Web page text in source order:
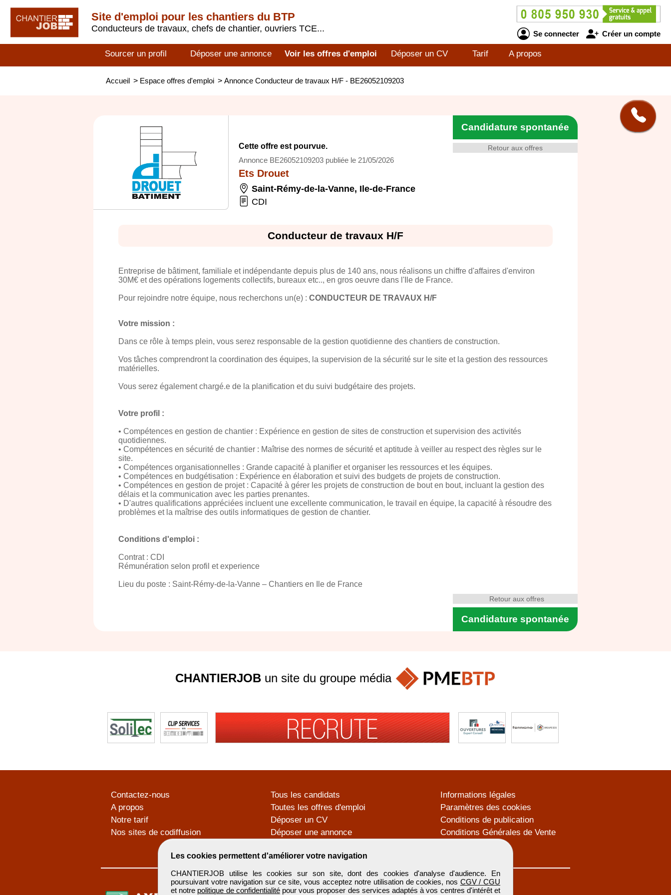
Site d'emploi pour les chantiers du BTP
Conducteurs de travaux, chefs de chantier, ouvriers TCE...
Se connecter Créer un compte
Sourcer un profil Déposer une annonce Voir les offres d'emploi Déposer un CV Tarif A propos
Accueil > Espace offres d'emploi > Annonce Conducteur de travaux H/F - BE26052109203
Retour aux offres
Candidature spontanée
Cette offre est pourvue.
Annonce BE26052109203 publiée le 21/05/2026
Ets Drouet
Saint-Rémy-de-la-Vanne, Ile-de-France
CDI
Conducteur de travaux H/F
Entreprise de bâtiment, familiale et indépendante depuis plus de 140 ans, nous réalisons un chiffre d'affaires d'environ
30M€ et des opérations logements collectifs, bureaux etc.., en gros oeuvre dans l'Ile de France.
Pour rejoindre notre équipe, nous recherchons un(e) : CONDUCTEUR DE TRAVAUX H/F
Votre mission :
Dans ce rôle à temps plein, vous serez responsable de la gestion quotidienne des chantiers de construction.
Vos tâches comprendront la coordination des équipes, la supervision de la sécurité sur le site et la gestion des ressources
matérielles.
Vous serez également chargé.e de la planification et du suivi budgétaire des projets.
Votre profil :
• Compétences en gestion de chantier : Expérience en gestion de sites de construction et supervision des activités
quotidiennes.
• Compétences en sécurité de chantier : Maîtrise des normes de sécurité et aptitude à veiller au respect des règles sur le
site.
• Compétences organisationnelles : Grande capacité à planifier et organiser les ressources et les équipes.
• Compétences en budgétisation : Expérience en élaboration et suivi des budgets de projets de construction.
• Compétences en gestion de projet : Capacité à gérer les projets de construction de bout en bout, incluant la gestion des
délais et la communication avec les parties prenantes.
• D'autres qualifications appréciées incluent une excellente communication, le travail en équipe, la capacité à résoudre des
problèmes et la maîtrise des outils informatiques de gestion de chantier.
Conditions d'emploi :
Contrat : CDI
Rémunération selon profil et experience
Lieu du poste : Saint-Rémy-de-la-Vanne – Chantiers en Ile de France
Candidature spontanée
Retour aux offres
Les cookies permettent d'améliorer votre navigation
CHANTIERJOB utilise les cookies sur son site, dont des cookies d'analyse d'audience. En
poursuivant votre navigation sur ce site, vous acceptez notre utilisation de cookies, nos CGV / CGU
et notre politique de confidentialitépour vous proposer des services adaptés à vos centres d'intérêt et
CHANTIERJOBun site du groupe média
Contactez-nous
A propos
Notre tarif
Nos sites de codiffusion
Tous les candidats
Toutes les offres d'emploi
Déposer un CV
Déposer une annonce
Informations légales
Paramètres des cookies
Conditions de publication
Conditions Générales de Vente